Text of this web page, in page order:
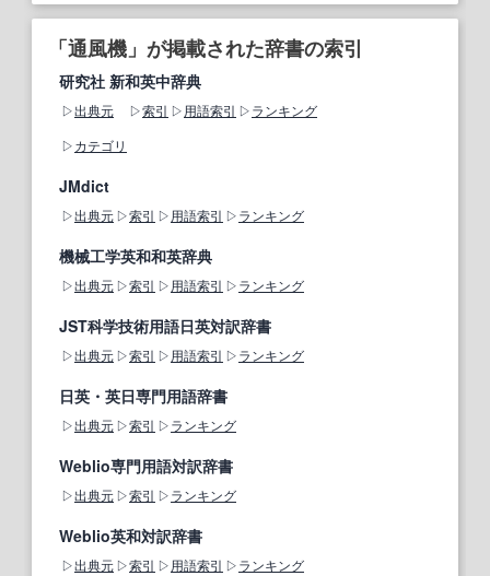
「通風機」が掲載された辞書の索引
研究社 新和英中辞典
出典元 索引 用語索引
ランキング
カテゴリ
JMdict
出典元 索引 用語索引 ランキング
機械工学英和和英辞典
出典元 索引 用語索引 ランキング
JST科学技術用語日英対訳辞書
出典元 索引 用語索引 ランキング
日英・英日専門用語辞書
出典元 索引 ランキング
Weblio専門用語対訳辞書
出典元 索引 ランキング
Weblio英和対訳辞書
出典元 索引 用語索引 ランキング